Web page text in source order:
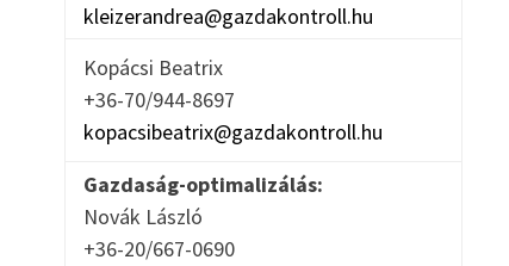
kleizerandrea@gazdakontroll.hu
Kopácsi Beatrix
+36-70/944-8697
kopacsibeatrix@gazdakontroll.hu
Gazdaság-optimalizálás:
Novák László
+36-20/667-0690